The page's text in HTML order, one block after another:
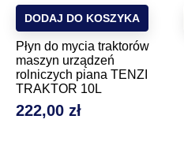
Płyn do mycia traktorów
maszyn urządzeń
rolniczych piana TENZI
TRAKTOR 10L
Cena
222,00 zł
DODAJ DO KOSZYKA